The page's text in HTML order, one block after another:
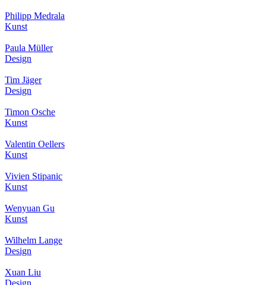
Philipp Medrala
Kunst
Paula Müller
Design
Tim Jäger
Design
Timon Osche
Kunst
Valentin Oellers
Kunst
Vivien Stipanic
Kunst
Wenyuan Gu
Kunst
Wilhelm Lange
Design
Xuan Liu
Design